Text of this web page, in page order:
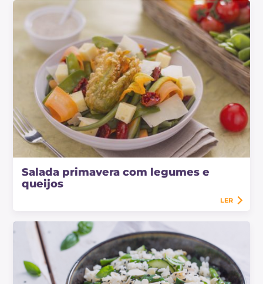
Salada primavera com legumes e
queijos
LER